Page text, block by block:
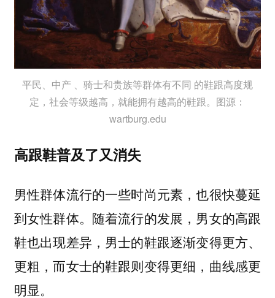
平民、中产 、骑士和贵族等群体有不同 的鞋跟高度规
定，社会等级越高，就能拥有越高的鞋跟。图源：
wartburg.edu
高跟鞋普及了又消失
男性群体流行的一些时尚元素，也很快蔓延
到女性群体。随着流行的发展，男女的高跟
鞋也出现差异，男士的鞋跟逐渐变得更方、
更粗，而女士的鞋跟则变得更细，曲线感更
明显。